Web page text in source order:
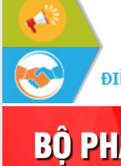
Lấy ý kiến điều chỉnh Quy hoạch tỉnh
Đắk Lắk thời kỳ 2021-2030, tầm nhìn
đến năm 2050
Phát động chiến dịch 30 ngày đêm
giải phóng mặt bằng Tuyến đường bộ
ven biển
Đắk Lắk nỗ lực thúc đẩy tăng trưởng
kinh tế từ 10% trở lên trong Quý
II/2026
Đắk Lắk ký kết thỏa thuận hợp tác về
chuyển đổi số giai đoạn 2026 – 2030
với Tập đoàn Bưu chính Viễn thông
Việt Nam